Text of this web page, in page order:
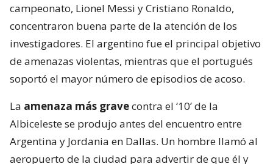
campeonato, Lionel Messi y Cristiano Ronaldo,
concentraron buena parte de la atención de los
investigadores. El argentino fue el principal objetivo
de amenazas violentas, mientras que el portugués
soportó el mayor número de episodios de acoso.
La amenaza más gravecontra el ‘10’ de la
Albiceleste se produjo antes del encuentro entre
Argentina y Jordania en Dallas. Un hombre llamó al
aeropuerto de la ciudad para advertir de que él y